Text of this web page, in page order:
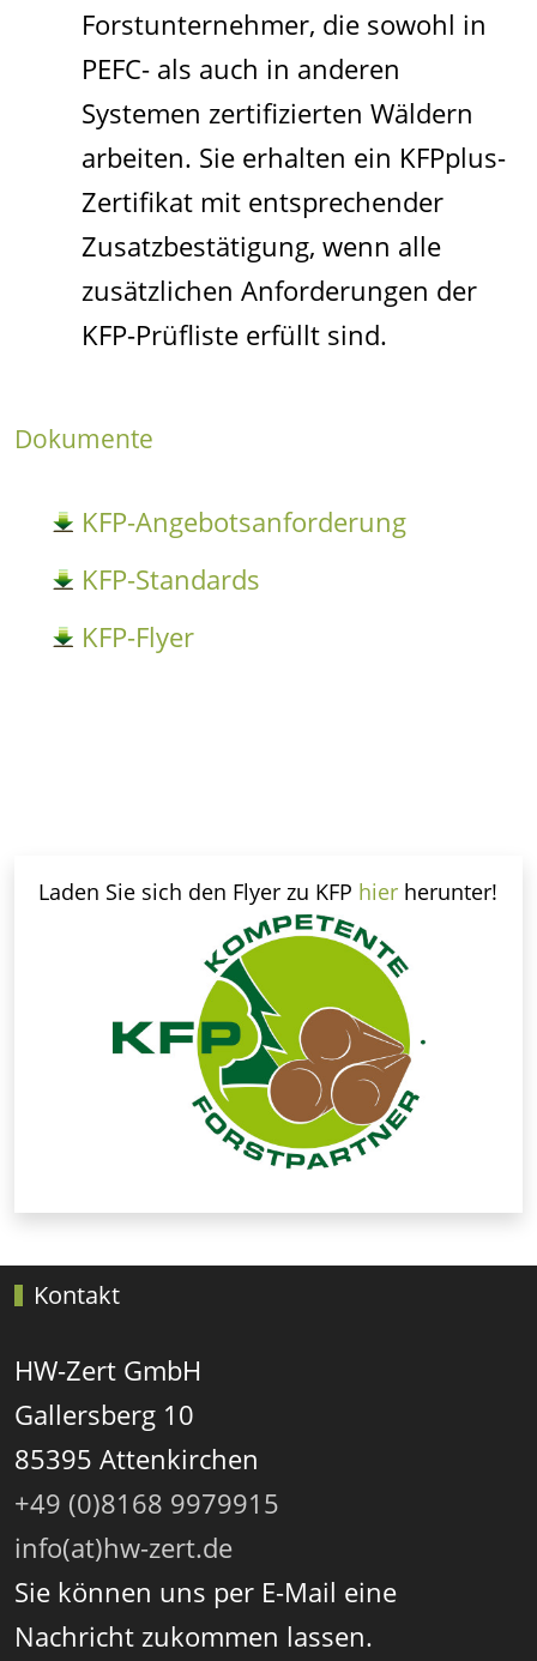
Forstunternehmer, die sowohl in
PEFC- als auch in anderen
Systemen zertifizierten Wäldern
arbeiten. Sie erhalten ein KFPplus-
Zertifikat mit entsprechender
Zusatzbestätigung, wenn alle
zusätzlichen Anforderungen der
KFP-Prüfliste erfüllt sind.
Dokumente
KFP-Angebotsanforderung
KFP-Standards
KFP-Flyer
Laden Sie sich den Flyer zu KFP hier herunter!
Kontakt
HW-Zert GmbH
Gallersberg 10
85395 Attenkirchen
+49 (0)8168 9979915
info(at)hw-zert.de
Sie können uns per E-Mail eine
Nachricht zukommen lassen.